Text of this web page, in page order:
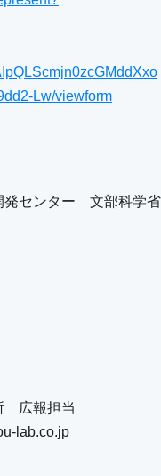
Lw/viewform
センター 文部科学省
広報担当
lab.co.jp